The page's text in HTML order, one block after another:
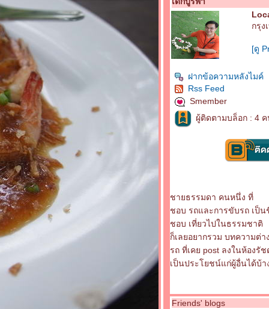
กรุง
[ดู
ฝากข้อความหลังไมค์
Rss Feed
Smember
ผู้ติดตามบล็อก : 4
ชายธรรมดา คนหนึ่ง ที่
ชอบ รถและการขับรถ เป็น
ชอบ เที่ยวไปในธรรมชาติ
ก็เลยอยากรวม บทความต่า
รถ ที่เคย post ลงในห้องรั
เป็นประโยชน์แก่ผู้อื่นได้บ้า
Friends' blogs